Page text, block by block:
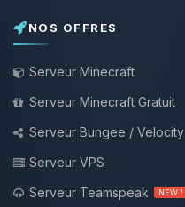
NOS OFFRES
Serveur Minecraft
Serveur Minecraft Gratuit
Serveur Bungee / Velocity
Serveur VPS
Serveur Teamspeak
NEW !